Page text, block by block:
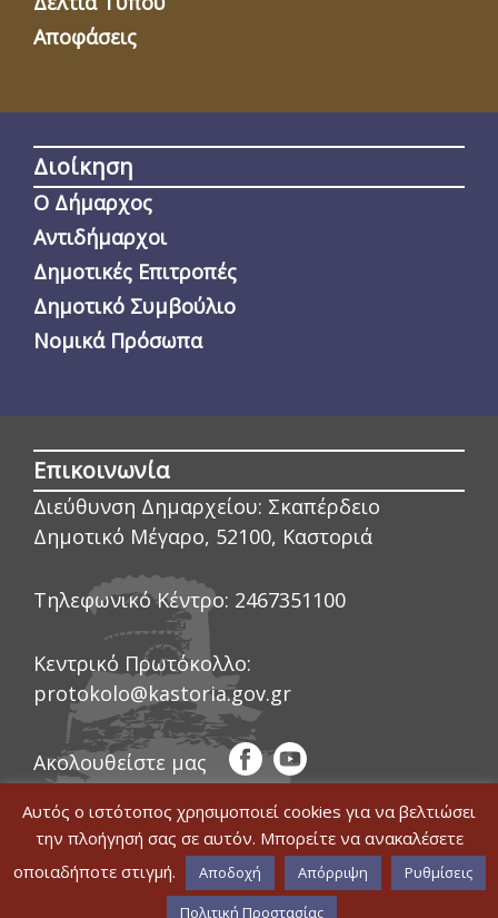
Αποφάσεις
Διοίκηση
Ο Δήμαρχος
Αντιδήμαρχοι
Δημοτικές Επιτροπές
Δημοτικό Συμβούλιο
Νομικά Πρόσωπα
Επικοινωνία
Διεύθυνση Δημαρχείου: Σκαπέρδειο
Δημοτικό Μέγαρο, 52100, Καστοριά
Τηλεφωνικό Κέντρο: 2467351100
Κεντρικό Πρωτόκολλο:
protokolo@kastoria.gov.gr
Ακολουθείστε μας
© COPYRIGHT ΔΗΜΟΣ ΚΑΣΤΟΡΙΑΣ 2020
WEB DEVELOPMENT BY ΕΓΚΡΙΤΟΣ
GRAPHICS DESIGN BY CIRCUS
Δήλωση Προσβασιμότητας
Αυτός ο ιστότοπος χρησιμοποιεί cookies για να βελτιώσει
την πλοήγησή σας σε αυτόν. Μπορείτε να ανακαλέσετε
οποιαδήποτε στιγμή.
Αποδοχή Απόρριψη
Ρυθμίσεις
Πολιτική Προστασίας